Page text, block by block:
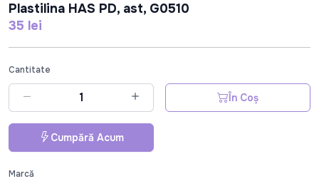
Plastilina HAS PD, ast, G0510
35 lei
Cantitate
În Coș
Cumpără Acum
Marcă